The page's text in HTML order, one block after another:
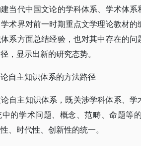
当代中国文论的学科体系、学术体
术界对前一时期重点文学理论教材
系方面总结经验，也对其中存在的
，显示出新的研究态势。
自主知识体系的方法路径
自主知识体系，既关涉学科体系、
的学术问题、概念、范畴、命题等
、时代性、创新性的统一。